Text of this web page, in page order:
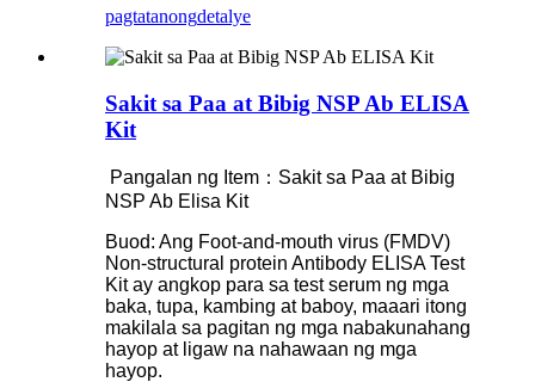
pagtatanongdetalye
Sakit sa Paa at Bibig NSP Ab ELISA
Kit
Pangalan ng Item：Sakit sa Paa at Bibig
NSP Ab Elisa Kit
Buod: Ang Foot-and-mouth virus (FMDV)
Non-structural protein Antibody ELISA Test
Kit ay angkop para sa test serum ng mga
baka, tupa, kambing at baboy, maaari itong
makilala sa pagitan ng mga nabakunahang
hayop at ligaw na nahawaan ng mga
hayop.